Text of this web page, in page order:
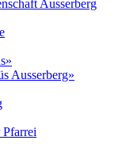
Ausserberg
Ausserberg»